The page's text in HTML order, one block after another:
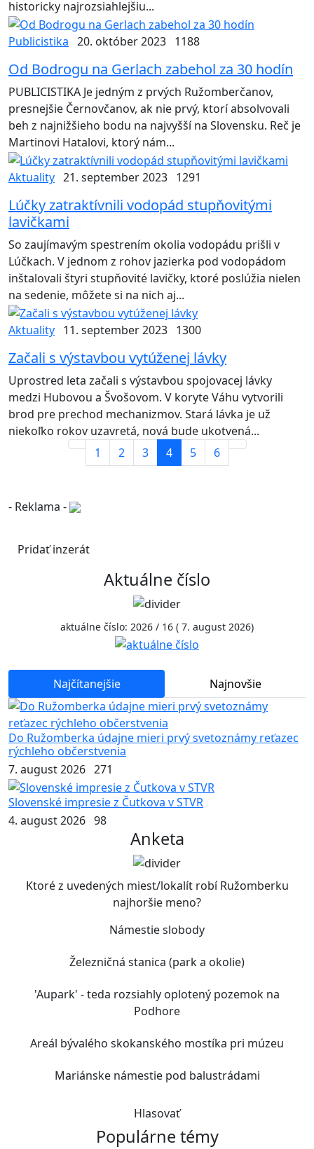
historicky najrozsiahlejšiu...
Publicistika 20. október 2023 1188
Od Bodrogu na Gerlach zabehol za 30 hodín
PUBLICISTIKA Je jedným z prvých Ružomberčanov,
presnejšie Černovčanov, ak nie prvý, ktorí absolvovali
beh z najnižšieho bodu na najvyšší na Slovensku. Reč je
Martinovi Hatalovi, ktorý nám...
Aktuality 21. september 2023 1291
Lúčky zatraktívnili vodopád stupňovitými
lavičkami
So zaujímavým spestrením okolia vodopádu prišli v
Lúčkach. V jednom z rohov jazierka pod vodopádom
inštalovali štyri stupňovité lavičky, ktoré poslúžia nielen
na sedenie, môžete si na nich aj...
Aktuality 11. september 2023 1300
Začali s výstavbou vytúženej lávky
Uprostred leta začali s výstavbou spojovacej lávky
medzi Hubovou a Švošovom. V koryte Váhu vytvorili
brod pre prechod mechanizmov. Stará lávka je už
niekoľko rokov uzavretá, nová bude ukotvená...
1
2 3 4 5 6
- Reklama -
Pridať inzerát
Aktuálne číslo
aktuálne číslo: 2026 / 16 ( 7. august 2026)
Najčítanejšie Najnovšie
Do Ružomberka údajne mieri prvý svetoznámy reťazec
rýchleho občerstvenia
7. august 2026 271
Slovenské impresie z Čutkova v STVR
4. august 2026 98
Anketa
Ktoré z uvedených miest/lokalít robí Ružomberku
najhoršie meno?
Námestie slobody
Železničná stanica (park a okolie)
'Aupark' - teda rozsiahly oplotený pozemok na
Podhore
Areál bývalého skokanského mostíka pri múzeu
Mariánske námestie pod balustrádami
Hlasovať
Populárne témy